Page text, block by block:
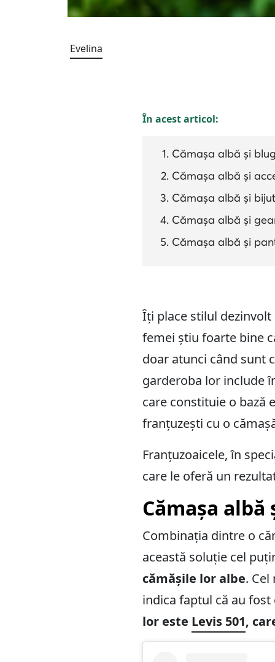
Evelina
În acest articol:
Cămașa albă și
Cămașa albă și
Cămașa albă și
Cămașa albă și
Cămașa albă și
Îți place stilul
femei știu foarte bine
doar atunci când sunt
garderoba lor include
care constituie o bază
franțuzești cu o
Franțuzoaicele, în
care le oferă un
Cămașa
Combinația dintre o
această soluție cel
cămășile lor albe.
indica faptul că au
lor este Levis 501,